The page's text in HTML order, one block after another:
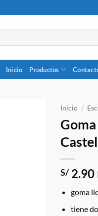
Inicio Productos
Inicio /
S/ 2.90
goma
tiene